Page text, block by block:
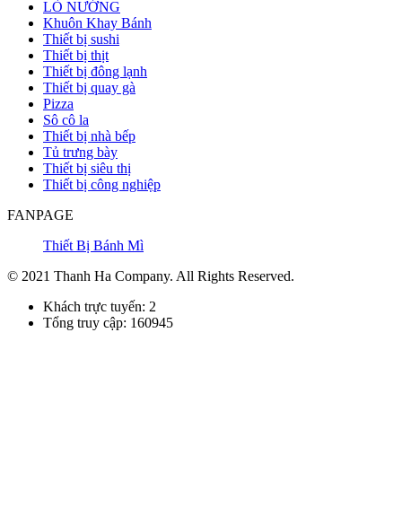
LÒ NƯỚNG
Khuôn Khay Bánh
Thiết bị sushi
Thiết bị thịt
Thiết bị đông lạnh
Thiết bị quay gà
Pizza
Sô cô la
Thiết bị nhà bếp
Tủ trưng bày
Thiết bị siêu thị
Thiết bị công nghiệp
FANPAGE
Thiết Bị Bánh Mì
© 2021 Thanh Ha Company. All Rights Reserved.
Khách trực tuyến: 2
Tổng truy cập: 160945